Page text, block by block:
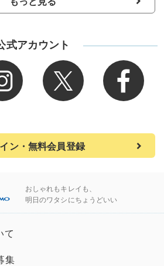
式アカウント
ン・無料会員登録
おしゃれもキレイも、
明日のワタシにちょうどいい
て
集